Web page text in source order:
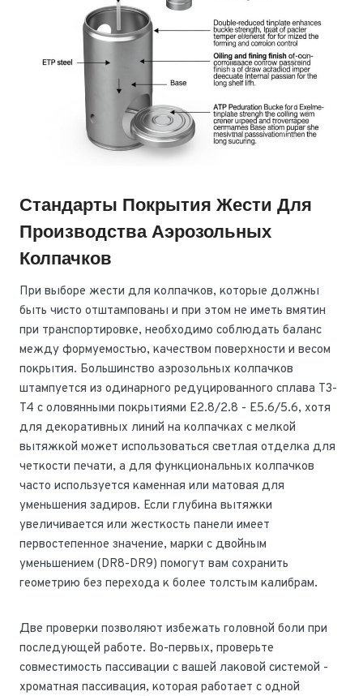
Стандарты Покрытия Жести Для
Производства Аэрозольных
Колпачков
При выборе жести для колпачков, которые должны
быть чисто отштампованы и при этом не иметь вмятин
при транспортировке, необходимо соблюдать баланс
между формуемостью, качеством поверхности и весом
покрытия. Большинство аэрозольных колпачков
штампуется из одинарного редуцированного сплава T3-
T4 с оловянными покрытиями E2.8/2.8 - E5.6/5.6, хотя
для декоративных линий на колпачках с мелкой
вытяжкой может использоваться светлая отделка для
четкости печати, а для функциональных колпачков
часто используется каменная или матовая для
уменьшения задиров. Если глубина вытяжки
увеличивается или жесткость панели имеет
первостепенное значение, марки с двойным
уменьшением (DR8-DR9) помогут вам сохранить
геометрию без перехода к более толстым калибрам.
Две проверки позволяют избежать головной боли при
последующей работе. Во-первых, проверьте
совместимость пассивации с вашей лаковой системой -
хроматная пассивация, которая работает с одной